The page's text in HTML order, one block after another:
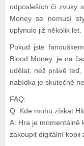
odposleších či zvuky
Money se nemusí
uplynulo již několik let.
Pokud jste
Blood Money, je na
udělat, než právě
nabídka je skutečně
FAQ:
Q: Kde mohu získat
A: Hra je momentálně
zakoupit digitální kopii